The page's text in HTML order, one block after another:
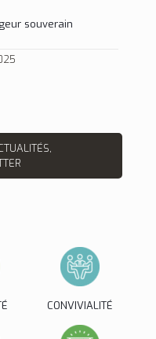
souverain
CONVIVIALITÉ